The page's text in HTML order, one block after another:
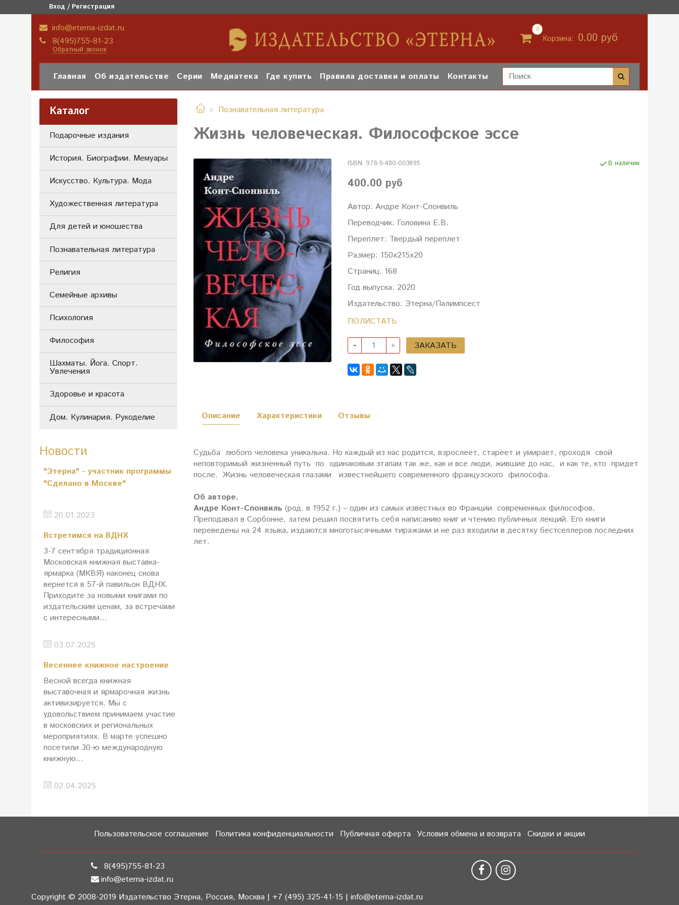
Вход / Регистрация
info@eterna-izdat.ru
8(495)755-81-23
Обратный звонок
0
Корзина: 0.00 руб
Главная Об издательстве Серии Медиатека Где купить Правила доставки и оплаты Контакты
Познавательная литература
Жизнь человеческая. Философское эссе
ISBN: 978-5-480-003895 В наличии
400.00 руб
Автор: Андре Конт-Спонвиль
Переводчик: Головина Е.В.
Переплет: Твердый переплет
Размер: 150х215х20
Страниц: 168
Год выпуска: 2020
Издательство: Этерна/Палимпсест
ПОЛИСТАТЬ
ЗАКАЗАТЬ
Описание
Судьба любого человека уникальна. Но каждый из нас родится, взрослеет, стареет и умирает, проходя свой
неповторимый жизненный путь по одинаковым этапам так же, как и все люди, жившие до нас, и как те, кто придет
после. Жизнь человеческая глазами известнейшего современного французского философа.
Об авторе.
Андре Конт-Спонвиль (род. в 1952 г.) – один из самых известных во Франции современных философов,
Преподавал в Сорбонне, затем решил посвятить себя написанию книг и чтению публичных лекций. Его книги
переведены на 24 языка, издаются многотысячными тиражами и не раз входили в десятку бестселлеров последних
лет.
Характеристики Отзывы
Каталог
Подарочные издания
История. Биографии. Мемуары
Искусство. Культура. Мода
Художественная литература
Для детей и юношества
Познавательная литература
Религия
Семейные архивы
Психология
Философия
Шахматы. Йога. Спорт.
Увлечения
Здоровье и красота
Дом. Кулинария. Рукоделие
Новости
"Этерна" - участник программы
"Сделано в Москве"
20.01.2023
Встретимся на ВДНХ
3-7 сентября традиционная
Московская книжная выставка-
ярмарка (МКВЯ) наконец снова
вернется в 57-й павильон ВДНХ.
Приходите за новыми книгами по
издательским ценам, за встречами
с интересными...
03.07.2025
Весеннее книжное настроение
Весной всегда книжная
выставочная и ярмарочная жизнь
активизируется. Мы с
удовольствием принимаем участие
в московских и региональных
мероприятиях. В марте успешно
посетили 30-ю международную
книжную...
02.04.2025
Пользовательское соглашение Политика конфиденциальности Публичная оферта Условия обмена и возврата Скидки и акции
8(495)755-81-23
info@eterna-izdat.ru
Copyright © 2008-2019 Издательство Этерна, Россия, Москва | +7 (495) 325-41-15 | info@eterna-izdat.ru